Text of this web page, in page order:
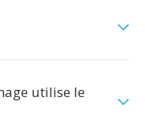
utilise le